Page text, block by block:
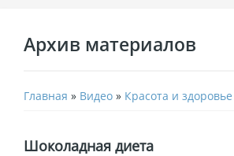
Архив материалов
Главная » Видео » Красота и здоровье
Шоколадная диета